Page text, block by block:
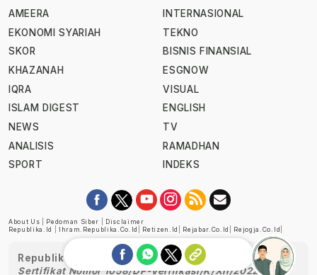
AMEERA
EKONOMI SYARIAH
SKOR
KHAZANAH
IQRA
ISLAM DIGEST
NEWS
ANALISIS
SPORT
INTERNASIONAL
TEKNO
BISNIS FINANSIAL
ESGNOW
VISUAL
ENGLISH
TV
RAMADHAN
INDEKS
About Us Pedoman Siber
Disclaimer
Republika.id
Ihram.republika.co.id Retizen.id Rejabar.co.id Rejogja.co.id
Republika telah diverifikasi oleh Dewan Pers
Sertifikat Nomor 1058/DP-Verifikasi/K/XII/2022